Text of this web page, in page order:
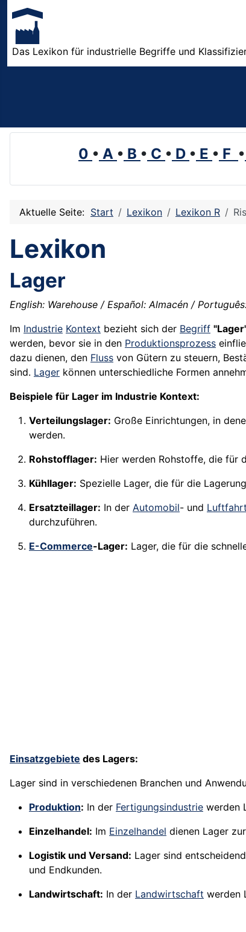
Das Lexikon für industrielle Begriffe und
0 • A • B • C • D • E • F •
Aktuelle Seite: Start Lexikon Lexikon R
Lexikon
Lager
English: Warehouse / Español: Almacén /
Im Industrie Kontext bezieht sich der Begriff
werden, bevor sie in den Produktionsprozess
dazu dienen, den Fluss von Gütern zu steuern,
sind. Lager können unterschiedliche Formen
Beispiele für Lager im Industrie Kontext:
Verteilungslager: Große Einrichtungen, in
werden.
Rohstofflager: Hier werden Rohstoffe, die für
Kühllager: Spezielle Lager, die für die
Ersatzteillager: In der Automobil- und
durchzuführen.
E-Commerce-Lager: Lager, die für die
Einsatzgebiete des Lagers:
Lager sind in verschiedenen Branchen und
Produktion: In der Fertigungsindustrie werden
Einzelhandel: Im Einzelhandel dienen Lager
Logistik und Versand: Lager sind
und Endkunden.
Landwirtschaft: In der Landwirtschaft werden